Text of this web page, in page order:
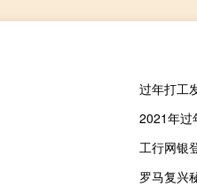
过年打工
2021年过
工行网银
罗马复兴